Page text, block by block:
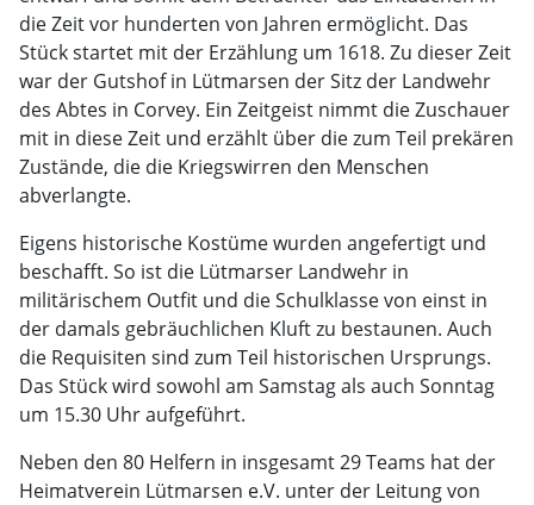
die Zeit vor hunderten von Jahren ermöglicht. Das
Stück startet mit der Erzählung um 1618. Zu dieser Zeit
war der Gutshof in Lütmarsen der Sitz der Landwehr
des Abtes in Corvey. Ein Zeitgeist nimmt die Zuschauer
mit in diese Zeit und erzählt über die zum Teil prekären
Zustände, die die Kriegswirren den Menschen
abverlangte.
Eigens historische Kostüme wurden angefertigt und
beschafft. So ist die Lütmarser Landwehr in
militärischem Outfit und die Schulklasse von einst in
der damals gebräuchlichen Kluft zu bestaunen. Auch
die Requisiten sind zum Teil historischen Ursprungs.
Das Stück wird sowohl am Samstag als auch Sonntag
um 15.30 Uhr aufgeführt.
Neben den 80 Helfern in insgesamt 29 Teams hat der
Heimatverein Lütmarsen e.V. unter der Leitung von